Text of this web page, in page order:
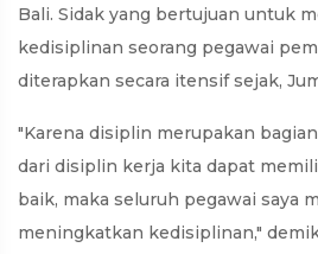
Bali. Sidak yang bertujuan untuk
kedisiplinan seorang pegawai
diterapkan secara itensif sejak,
"Karena disiplin merupakan
dari disiplin kerja kita dapat
baik, maka seluruh pegawai saya
meningkatkan kedisiplinan,"